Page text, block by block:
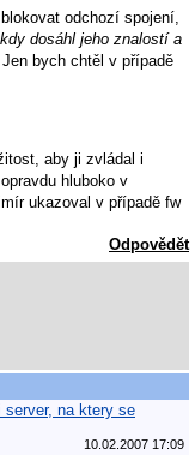
odchozí spojení,
dosáhl jeho znalostí a
Jen bych chtěl v případě
aby ji zvládal i
hluboko v
ukazoval v případě fw
Odpovědět
na ktery se
10.02.2007 17:09